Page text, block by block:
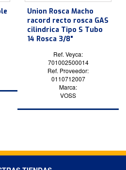
Union Rosca Macho
racord recto rosca GAS
cilindrica Tipo S Tubo
14 Rosca 3/8"
Ref. Veyca:
701002500014
Ref. Proveedor:
0110712007
Marca:
VOSS